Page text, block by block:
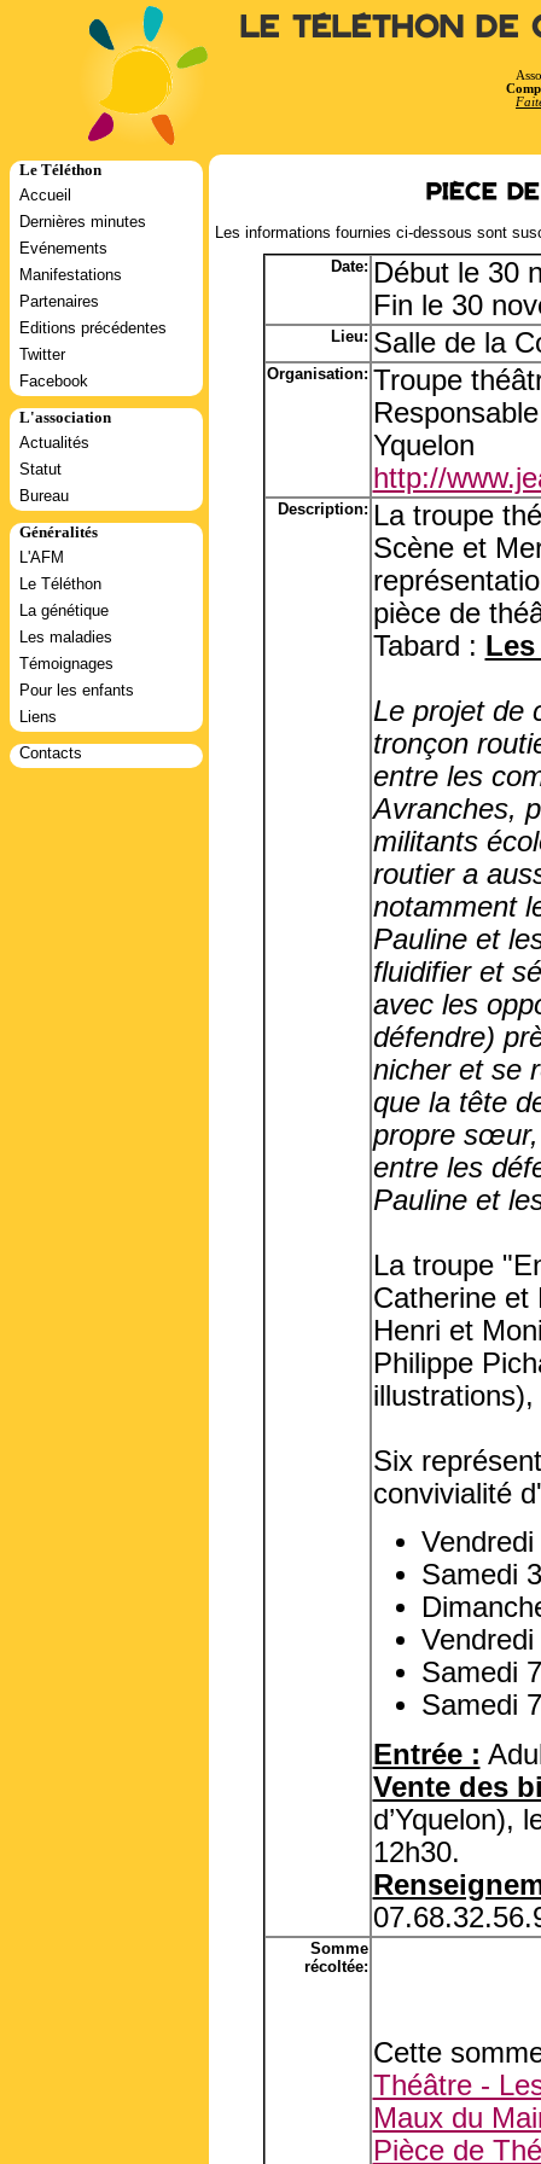
Le Téléthon de
Le Téléthon
Accueil
Dernières minutes
Evénements
Manifestations
Partenaires
Editions précédentes
Twitter
Facebook
L'association
Actualités
Statut
Bureau
Généralités
L'AFM
Le Téléthon
La génétique
Les maladies
Témoignages
Pour les enfants
Liens
Contacts
Pièce
Les informations fournies ci-dessous sont
Date: Début le 30
Fin le 30
Lieu: Salle de la
Organisation: Troupe
Yquelon
http://
Description: La troupe
Scène et
pièce de
Tabard :
Le projet de
tronçon
entre les
Avranches,
militants
routier a
notamment
Pauline et
fluidifier et
avec les
défendre)
nicher et se
que la tête
propre sœur,
entre les
Pauline et
La troupe
Catherine et
Henri et
Philippe
Six
convivialité
Samedi
Samedi
Samedi
Entrée :
Vente des
d’Yquelon),
12h30.
Somme
récoltée:
Cette
Théâtre -
Maux du
Pièce de